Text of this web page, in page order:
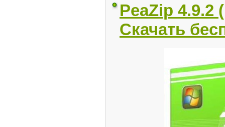
PeaZip 4.9.2
Скачать